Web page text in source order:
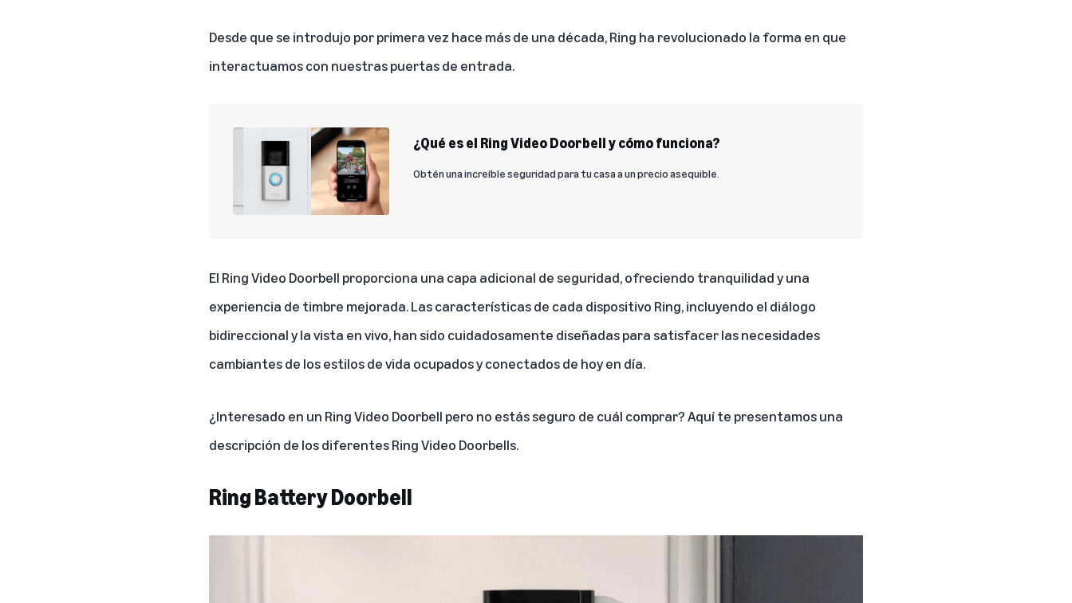
Desde que se introdujo por primera vez hace más de una década,Ring ha revolucionado la forma en que
interactuamos con nuestras puertas de entrada.
¿Qué es el Ring Video Doorbell y cómo funciona?
Obtén una increíble seguridad para tu casa a un precio asequible.
El Ring Video Doorbell proporciona una capa adicional de seguridad, ofreciendo tranquilidad y una
experiencia de timbre mejorada. Las características de cada dispositivo Ring, incluyendo el diálogo
bidireccional y la vista en vivo, han sido cuidadosamente diseñadas para satisfacer las necesidades
cambiantes de los estilos de vida ocupados y conectados de hoy en día.
¿Interesado en un Ring Video Doorbell pero no estás seguro de cuál comprar? Aquí te presentamos una
descripción de los diferentes Ring Video Doorbells.
Ring Battery Doorbell